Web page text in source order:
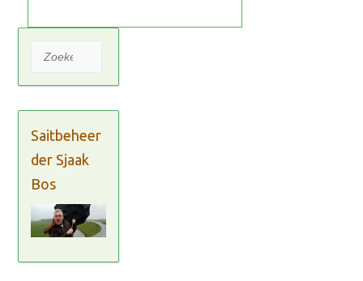
Zoeken
Saitbeheer
der Sjaak
Bos